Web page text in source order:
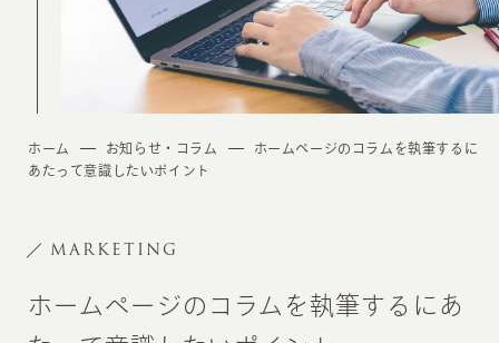
ホーム お知らせ・コラム
ホームページのコラムを執筆するに
あたって意識したいポイント
MARKETING
ホームページのコラムを執筆するにあ